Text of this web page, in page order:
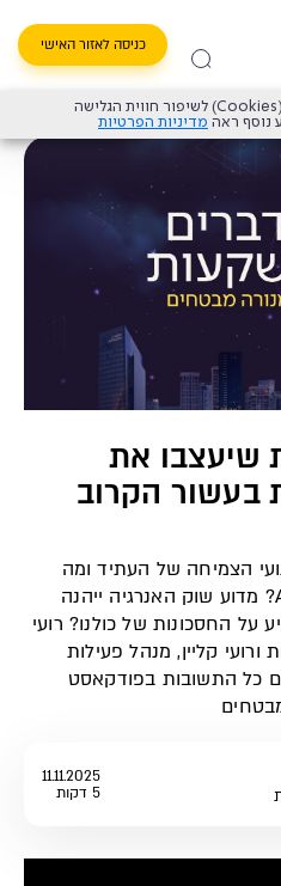
כניסה לאזור האישי
אתר זה משתמש בעוגיות (Cookies) לשיפור חווית הגלישה
נוסף ראה מדיניות הפרטיות
שיעצבו את
בעשור הקרוב
הצמיחה של העתיד ומה
הקשר בינם לבין מהפכת ה-AI? מדוע שוק האנרגיה ייהנה
על החסכונות של כולנו? רועי
קליין, מנהל פעילות
כל התשובות בפודקאסט
11.11.2025
5 דקות